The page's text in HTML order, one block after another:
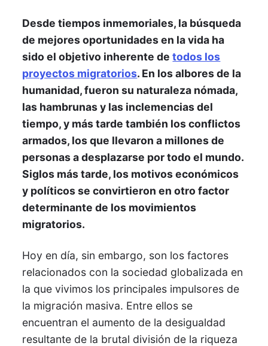
Desde tiempos inmemoriales, la búsqueda
de mejores oportunidades en la vida ha
sido el objetivo inherente detodos los
proyectos migratorios. En los albores de la
humanidad, fueron su naturaleza nómada,
las hambrunas y las inclemencias del
tiempo, y más tarde también los conflictos
armados, los que llevaron a millones de
personas a desplazarse por todo el mundo.
Siglos más tarde, los motivos económicos
y políticos se convirtieron en otro factor
determinante de los movimientos
migratorios.
Hoy en día, sin embargo, son los factores
relacionados con la sociedad globalizada en
la que vivimos los principales impulsores de
la migración masiva. Entre ellos se
encuentran el aumento de la desigualdad
resultante de la brutal división de la riqueza